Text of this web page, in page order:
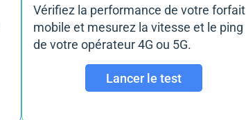
Vérifiez la performance de votre forfait
mobile et mesurez la vitesse et le ping
de votre opérateur 4G ou 5G.
Lancer le test